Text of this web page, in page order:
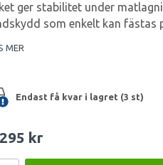
ger stabilitet under
som enkelt kan fästas
MER
Endast få kvar i lagret (3 st)
kr